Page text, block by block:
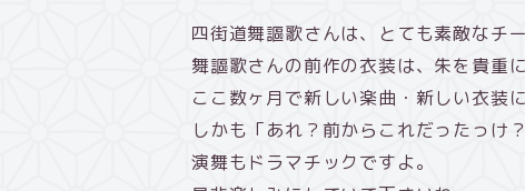
四街道舞謳歌さんは、とても素敵なチ
舞謳歌さんの前作の衣装は、朱を貴重
ここ数ヶ月で新しい楽曲・新しい衣装
しかも「あれ？前からこれだったっけ
演舞もドラマチックですよ。